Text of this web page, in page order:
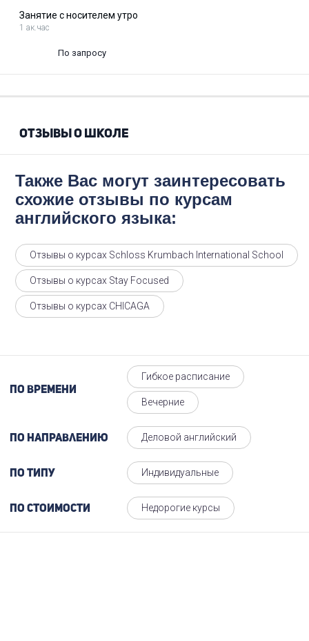
Занятие с носителем утро
1 ак.час
По запросу
ОТЗЫВЫ О ШКОЛЕ
Также Вас могут заинтересовать
схожие отзывы по курсам
английского языка:
Отзывы о курсах Schloss Krumbach International School
Отзывы о курсах Stay Focused
Отзывы о курсах CHICAGA
По времени
Гибкое расписание
Вечерние
По направлению Деловой английский
По типу Индивидуальные
По стоимости Недорогие курсы